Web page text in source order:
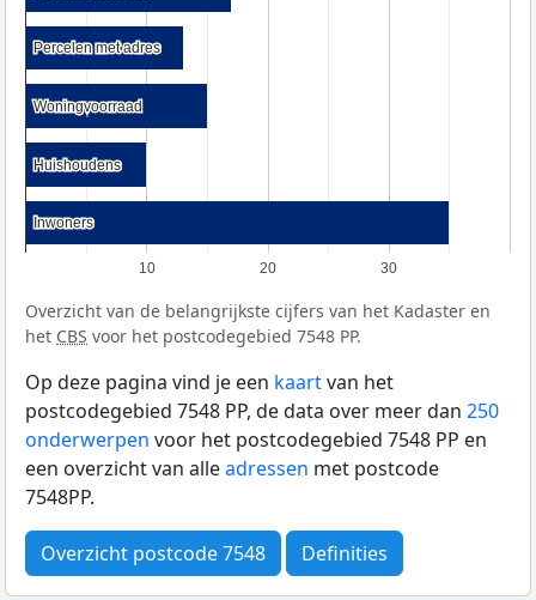
10 20 30
Percelen met adres
Percelen met adres
Woningvoorraad
Woningvoorraad
Huishoudens
Huishoudens
Inwoners
Inwoners
Overzicht van de belangrijkste cijfers van het Kadaster en
het CBS voor het postcodegebied 7548 PP.
Op deze pagina vind je een kaartvan het
postcodegebied 7548 PP, de data over meer dan 250
onderwerpen voor het postcodegebied 7548 PP en
een overzicht van alleadressen met postcode
7548PP.
Overzicht postcode 7548 Definities